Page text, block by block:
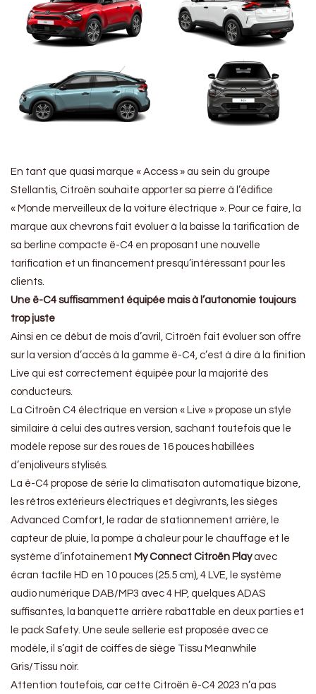
En tant que quasi marque « Access » au sein du groupe
Stellantis, Citroën souhaite apporter sa pierre à l’édifice
« Monde merveilleux de la voiture électrique ». Pour ce faire, la
marque aux chevrons fait évoluer à la baisse la tarification de
sa berline compacte ë-C4 en proposant une nouvelle
tarification et un financement presqu’intéressant pour les
clients.
Une ë-C4 suffisamment équipée mais à l’autonomie toujours
trop juste
Ainsi en ce début de mois d’avril, Citroën fait évoluer son offre
sur la version d’accès à la gamme ë-C4, c’est à dire à la finition
Live qui est correctement équipée pour la majorité des
conducteurs.
La Citroën C4 électrique en version « Live » propose un style
similaire à celui des autres version, sachant toutefois que le
modèle repose sur des roues de 16 pouces habillées
d’enjoliveurs stylisés.
La ë-C4 propose de série la climatisaton automatique bizone,
les rétros extérieurs électriques et dégivrants, les sièges
Advanced Comfort, le radar de stationnement arrière, le
capteur de pluie, la pompe à chaleur pour le chauffage et le
système d’infotainement My Connect Citroën Playavec
écran tactile HD en 10 pouces (25.5 cm), 4 LVE, le système
audio numérique DAB/MP3 avec 4 HP, quelques ADAS
suffisantes, la banquette arrière rabattable en deux parties et
le pack Safety. Une seule sellerie est proposée avec ce
modèle, il s’agit de coiffes de siège Tissu Meanwhile
Gris/Tissu noir.
Attention toutefois, car cette Citroën ë-C4 2023 n’a pas